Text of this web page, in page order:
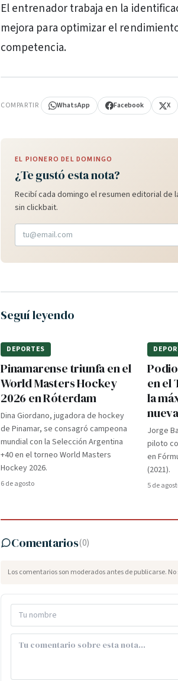
El entrenador trabaja en la
mejora para optimizar el
competencia.
COMPARTIR WhatsApp Facebook X
EL PIONERO DEL DOMINGO
¿Te gustó esta nota?
Recibí cada domingo el resumen editorial de
sin clickbait.
Seguí leyendo
DEPORTES
Pinamarense triunfa en el
World Masters Hockey
2026 en Róterdam
Dina Giordano, jugadora de hockey
de Pinamar, se consagró campeona
mundial con la Selección Argentina
+40 en el torneo World Masters
Hockey 2026.
6 de agosto
en el
la
Jorge
piloto
en
(2021).
5 de
Comentarios(0)
Los comentarios son moderados antes de publicarse.